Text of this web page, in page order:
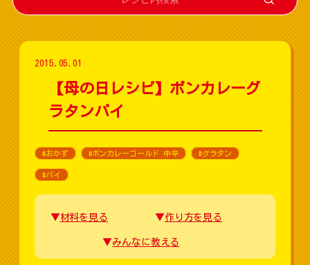
2015.05.01
【母の日レシピ】ボンカレーグ
ラタンパイ
#おかず #ボンカレーゴールド 中辛 #グラタン
#パイ
材料を見る 作り方を見る
みんなに教える